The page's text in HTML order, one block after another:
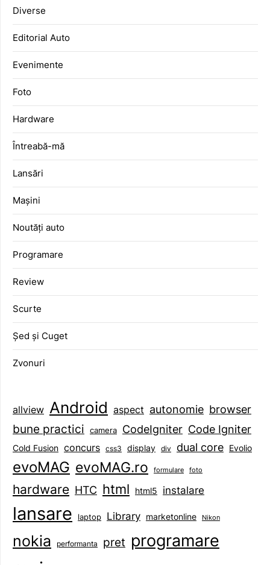
Diverse
Editorial Auto
Evenimente
Foto
Hardware
Întreabă-mă
Lansări
Mașini
Noutăți auto
Programare
Review
Scurte
Șed și Cuget
Zvonuri
allview Android aspect autonomie browser
bune practici camera CodeIgniter Code Igniter
Cold Fusion concurs css3 display div dual core Evolio
evoMAG evoMAG.ro formulare foto
hardware HTC html html5 instalare
lansare laptop Library marketonline Nikon
nokia performanta pret programare